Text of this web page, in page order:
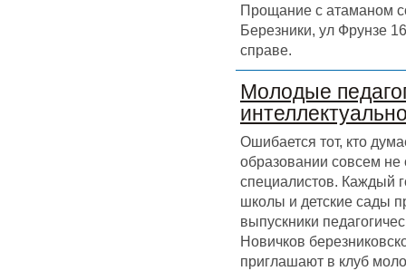
Прощание с атаманом
Березники, ул Фрунзе
справе.
Молодые
Ошибается тот, кто
образовании совсем
специалистов. Каждый
школы и детские сады
выпускники
Новичков
приглашают в клуб